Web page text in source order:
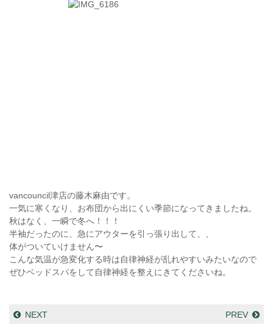
vancouncil津店の藤木麻由です。
一気に寒くなり、お布団から出にくい季節になってきましたね。
秋はなく、一瞬で冬へ！！！
半袖だったのに、急にアウターを引っ張り出して、、
体がついていけません〜
こんな気温が急変化する時は自律神経が乱れやすいみたいなので
ぜひベッドスパをして自律神経を整えにきてくださいね。
NEXT PREV